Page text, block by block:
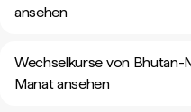
ansehen
Wechselkurse von Bhutan-
Manat ansehen